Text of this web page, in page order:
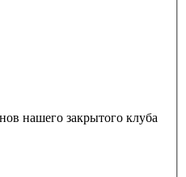
нашего закрытого клуба